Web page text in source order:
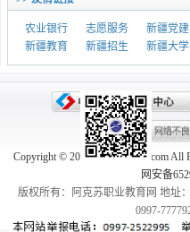
农业银行 志愿服务 新疆党建
新疆教育
新疆招生 新疆大学
Copyright © 2005-2026 aksedu.com All
网安备
版权所有：阿克苏职业教育网 地址
0997-